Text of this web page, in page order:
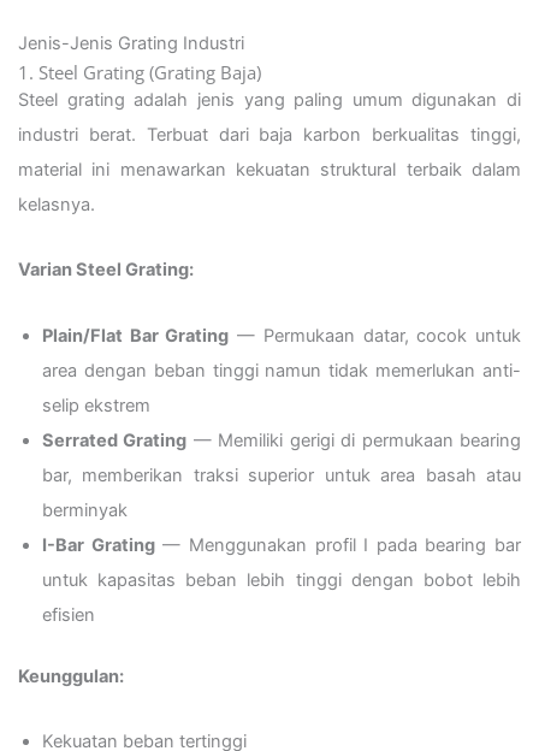
Jenis-Jenis Grating Industri
1. Steel Grating (Grating Baja)
Steel grating adalah jenis yang paling umum digunakan di
industri berat. Terbuat dari baja karbon berkualitas tinggi,
material ini menawarkan kekuatan struktural terbaik dalam
kelasnya.
Varian Steel Grating:
Plain/Flat Bar Grating — Permukaan datar, cocok untuk
area dengan beban tinggi namun tidak memerlukan anti-
selip ekstrem
Serrated Grating — Memiliki gerigi di permukaan bearing
bar, memberikan traksi superior untuk area basah atau
berminyak
I-Bar Grating— Menggunakan profil I pada bearing bar
untuk kapasitas beban lebih tinggi dengan bobot lebih
efisien
Keunggulan:
Kekuatan beban tertinggi